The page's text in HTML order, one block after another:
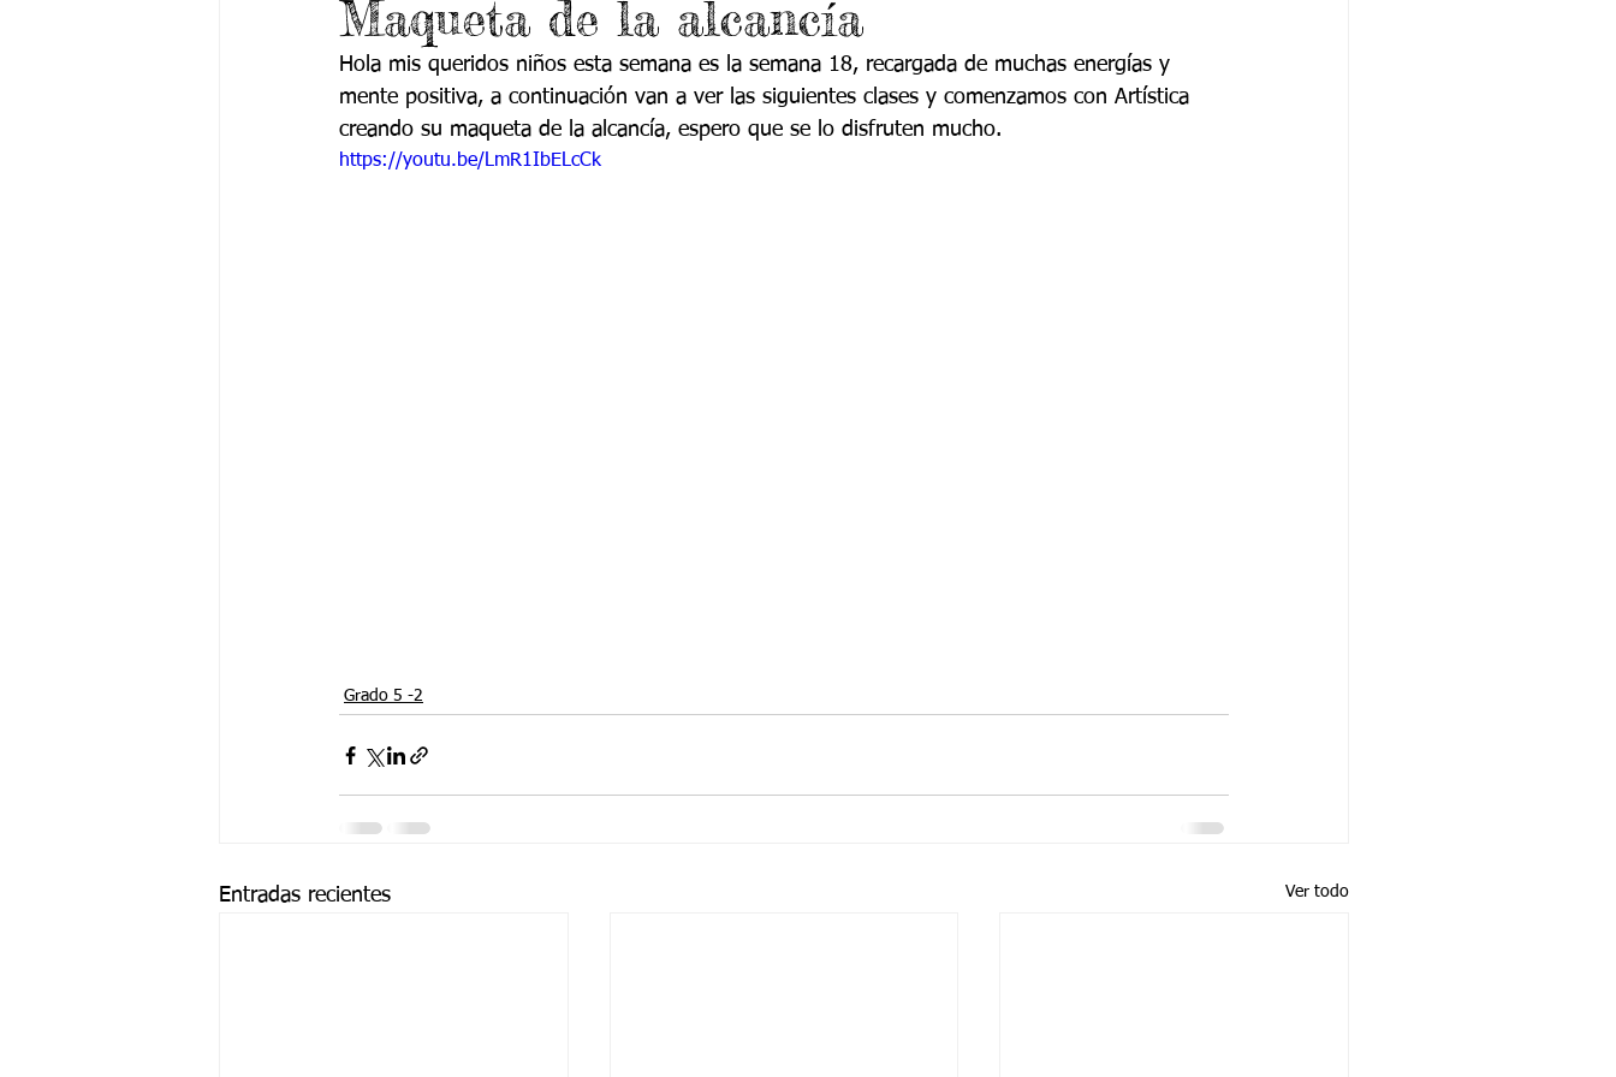
Grado 6 -2 Grado 7 -1 Grado 7 -2 Grado 8 -1
Grado 9 -1 Grado 9 -2 Grado 10 -1 Grado 10 -2 Grado 11
Maqueta de la alcancía
Hola mis queridos niños esta semana es la semana 18, recargada de muchas energías y
mente positiva, a continuación van a ver las siguientes clases y comenzamos con Artística
creando su maqueta de la alcancía, espero que se lo disfruten mucho.
https://youtu.be/LmR1IbELcCk
Grado 5 -2
Entradas recientes Ver todo